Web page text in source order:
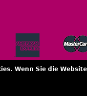
Wenn Sie die